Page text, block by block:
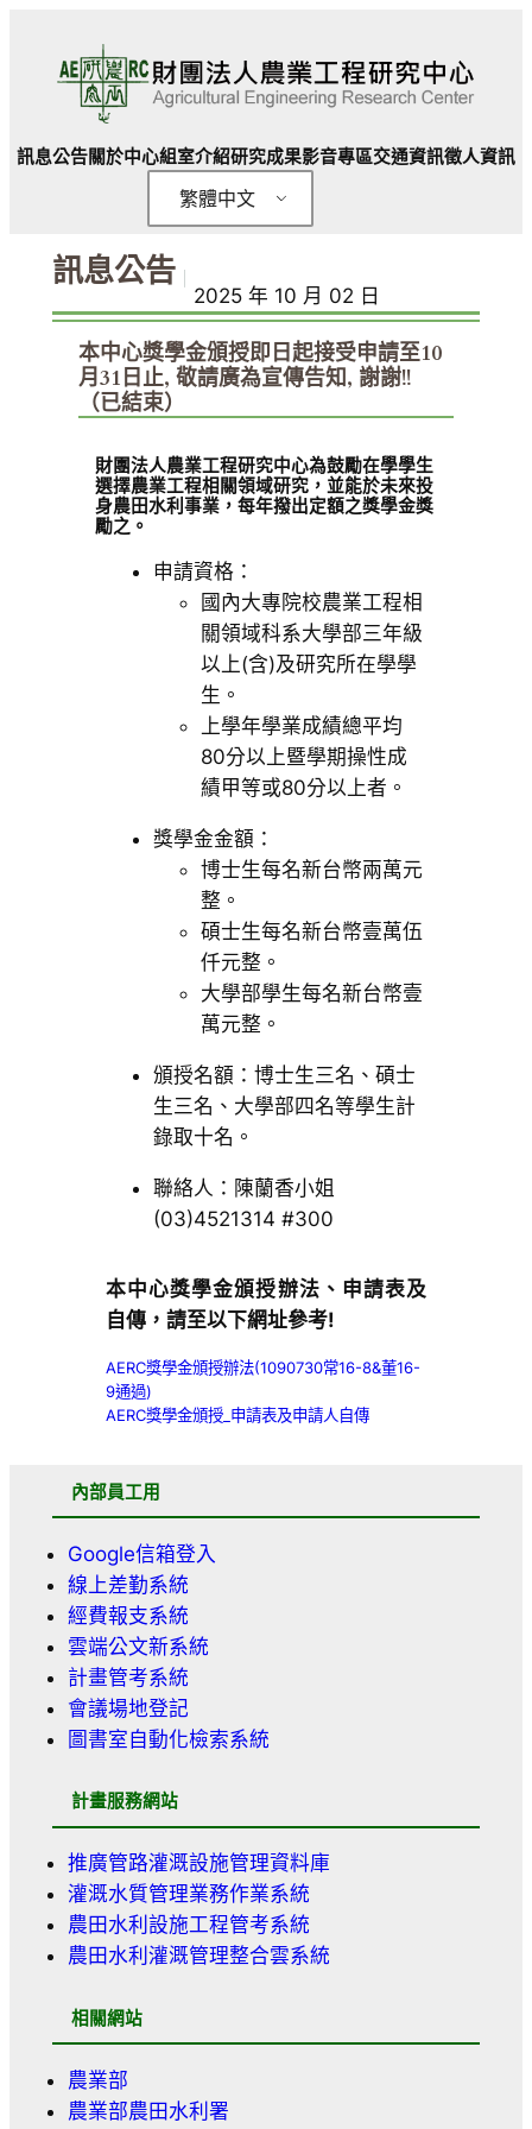
內
訊息公告關於中心組室介紹研究成果影音專區交通資訊徵人資訊
繁體中文
訊息公告
2025 年 10 月 02 日
本中心獎學金頒授即日起接受申請至10
月31日止, 敬請廣為宣傳告知, 謝謝!!
（已結束）
財團法人農業工程研究中心為鼓勵在學學生
選擇農業工程相關領域研究，並能於未來投
身農田水利事業，每年撥出定額之獎學金獎
勵之。
申請資格：
國內大專院校農業工程相
關領域科系大學部三年級
以上(含)及研究所在學學
生。
上學年學業成績總平均
80分以上暨學期操性成
績甲等或80分以上者。
獎學金金額：
博士生每名新台幣兩萬元
整。
碩士生每名新台幣壹萬伍
仟元整。
大學部學生每名新台幣壹
萬元整。
頒授名額：博士生三名、碩士
生三名、大學部四名等學生計
錄取十名。
聯絡人：陳蘭香小姐
(03)4521314 #300
本中心獎學金頒授辦法、申請表及
自傳，請至以下網址參考!
AERC獎學金頒授辦法(1090730常16-8&董16-
9通過)
AERC獎學金頒授_申請表及申請人自傳
內部員工用
Google信箱登入
線上差勤系統
經費報支系統
雲端公文新系統
計畫管考系統
會議場地登記
圖書室自動化檢索系統
計畫服務網站
推廣管路灌溉設施管理資料庫
灌溉水質管理業務作業系統
農田水利設施工程管考系統
農田水利灌溉管理整合雲系統
相關網站
農業部
農業部農田水利署